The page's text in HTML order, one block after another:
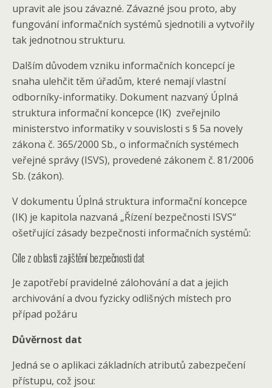
upravit ale jsou závazné. Závazné jsou proto, aby
fungování informačních systémů sjednotili a vytvořily
tak jednotnou strukturu.
Dalším důvodem vzniku informačních koncepcí je
snaha ulehčit těm úřadům, které nemají vlastní
odborníky-informatiky. Dokument nazvaný Úplná
struktura informační koncepce (IK) zveřejnilo
ministerstvo informatiky v souvislosti s § 5a novely
zákona č. 365/2000 Sb., o informačních systémech
veřejné správy (ISVS), provedené zákonem č. 81/2006
Sb. (zákon).
V dokumentu Úplná struktura informační koncepce
(IK) je kapitola nazvaná „Řízení bezpečnosti ISVS“
ošetřující zásady bezpečnosti informačních systémů:
Cíle z oblasti zajištění bezpečnosti dat
Je zapotřebí pravidelné zálohování a dat a jejich
archivování a dvou fyzicky odlišných místech pro
případ požáru
Důvěrnost dat
Jedná se o aplikaci základních atributů zabezpečení
přístupu, což jsou: